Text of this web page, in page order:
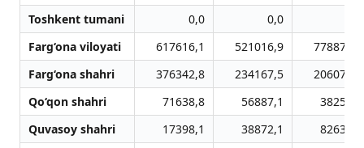
Toshkent tumani
0,0 0,0
Farg‘ona viloyati
617616,1 521016,9
778878,3
Farg‘ona shahri
376342,8 234167,5
206073,1
Qo‘qon shahri
71638,8 56887,1
38254,5
Quvasoy shahri
17398,1 38872,1
82637,5